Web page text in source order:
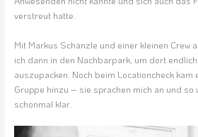
verstreut hatte.
Mit Markus Schänzle und einer kleinen Crew
ich dann in den Nachbarpark, um dort
auszupacken. Noch beim Locationcheck kam
Gruppe hinzu – sie sprachen mich an und
schonmal klar.